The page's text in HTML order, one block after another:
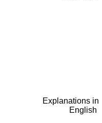
Explanations in
English